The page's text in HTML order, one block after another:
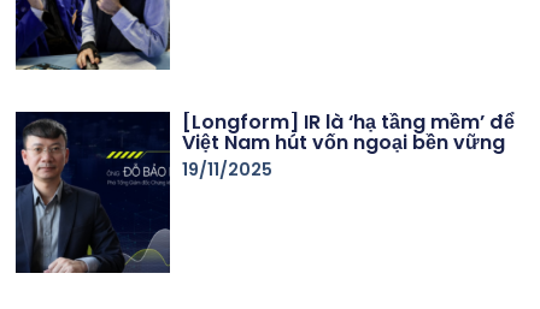
[Longform] IR là ‘hạ tầng mềm’ để
Việt Nam hút vốn ngoại bền vững
19/11/2025